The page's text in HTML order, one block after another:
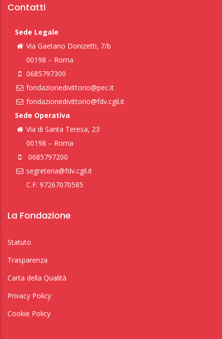
Contatti
Sede Legale
Via Gaetano Donizetti, 7/b
00198 – Roma
0685797300
fondazionedivittorio@pec.it
fondazionedivittorio@fdv.cgil.it
Sede Operativa
Via di Santa Teresa, 23
00198 – Roma
0685797200
segreteria@fdv.cgil.it
C.F: 97267070585
La Fondazione
Statuto
Trasparenza
Carta della Qualità
Privacy Policy
Cookie Policy